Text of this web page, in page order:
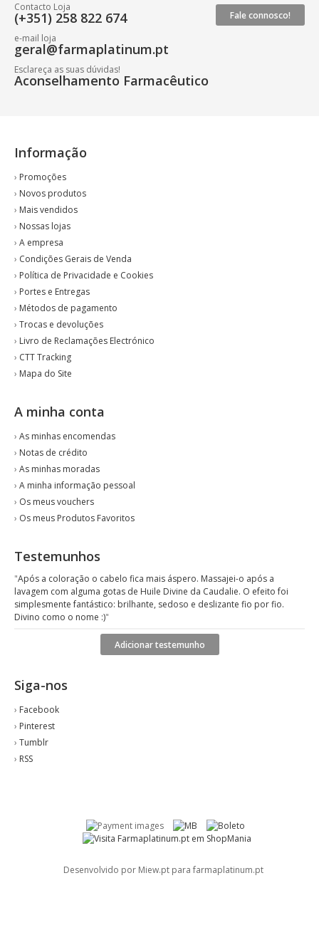
Fale connosco!
Contacto Loja
(+351) 258 822 674
e-mail loja
geral@farmaplatinum.pt
Esclareça as suas dúvidas!
Aconselhamento Farmacêutico
Informação
› Promoções
› Novos produtos
› Mais vendidos
› Nossas lojas
› A empresa
› Condições Gerais de Venda
› Política de Privacidade e Cookies
› Portes e Entregas
› Métodos de pagamento
› Trocas e devoluções
› Livro de Reclamações Electrónico
› CTT Tracking
› Mapa do Site
A minha conta
› As minhas encomendas
› Notas de crédito
› As minhas moradas
› A minha informação pessoal
› Os meus vouchers
› Os meus Produtos Favoritos
Testemunhos
"Após a coloração o cabelo fica mais áspero. Massajei-o após a
lavagem com alguma gotas de Huile Divine da Caudalie. O efeito foi
simplesmente fantástico: brilhante, sedoso e deslizante fio por fio.
Divino como o nome :)"
Adicionar testemunho
Siga-nos
› Facebook
› Pinterest
› Tumblr
› RSS
Desenvolvido por Miew.pt para farmaplatinum.pt